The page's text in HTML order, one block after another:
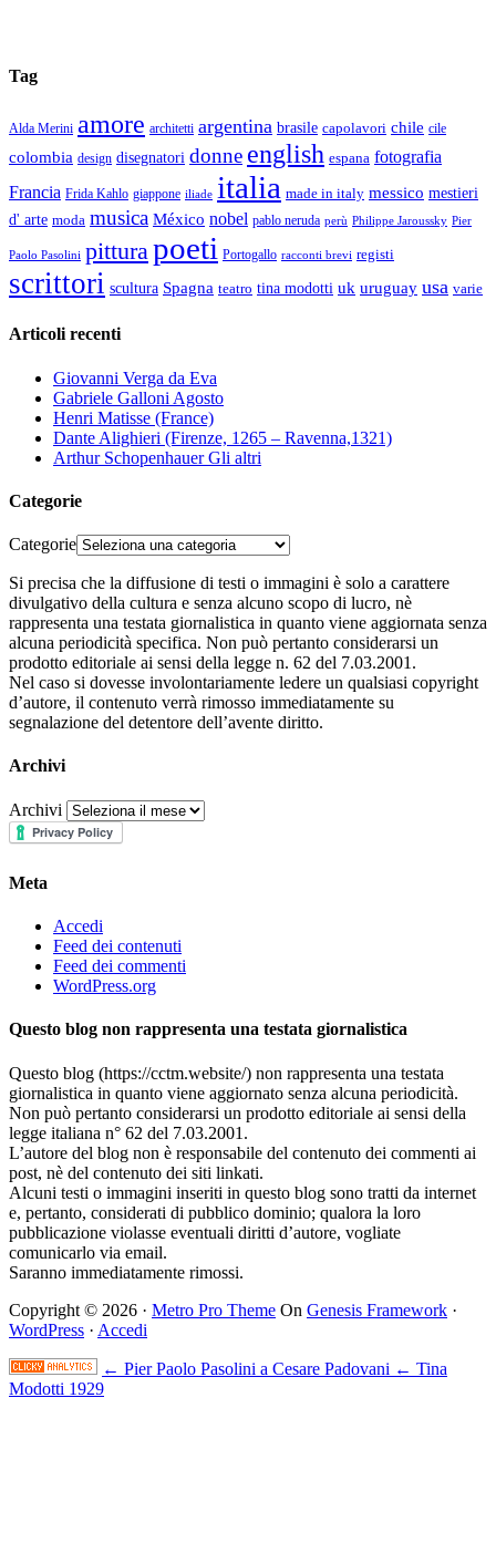
Tag
Alda Merini amore architetti argentina brasile capolavori chile cile
colombia design disegnatori donne english espana fotografia
Francia Frida Kahlo giappone iliade italia made in italy messico mestieri
d' arte moda musica México nobel pablo neruda perù Philippe Jaroussky Pier
Paolo Pasolini pitturapoeti Portogallo racconti brevi registi
scrittori scultura Spagna teatro tina modotti uk uruguay usa varie
Articoli recenti
Giovanni Verga da Eva
Gabriele Galloni Agosto
Henri Matisse (France)
Dante Alighieri (Firenze, 1265 – Ravenna,1321)
Arthur Schopenhauer Gli altri
Categorie
Categorie
Si precisa che la diffusione di testi o immagini è solo a carattere
divulgativo della cultura e senza alcuno scopo di lucro, nè
rappresenta una testata giornalistica in quanto viene aggiornata senza
alcuna periodicità specifica. Non può pertanto considerarsi un
prodotto editoriale ai sensi della legge n. 62 del 7.03.2001.
Nel caso si dovesse involontariamente ledere un qualsiasi copyright
d’autore, il contenuto verrà rimosso immediatamente su
segnalazione del detentore dell’avente diritto.
Archivi
Archivi
Meta
Accedi
Feed dei contenuti
Feed dei commenti
WordPress.org
Questo blog non rappresenta una testata giornalistica
Questo blog (https://cctm.website/) non rappresenta una testata
giornalistica in quanto viene aggiornato senza alcuna periodicità.
Non può pertanto considerarsi un prodotto editoriale ai sensi della
legge italiana n° 62 del 7.03.2001.
L’autore del blog non è responsabile del contenuto dei commenti ai
post, nè del contenuto dei siti linkati.
Alcuni testi o immagini inseriti in questo blog sono tratti da internet
e, pertanto, considerati di pubblico dominio; qualora la loro
pubblicazione violasse eventuali diritti d’autore, vogliate
comunicarlo via email.
Saranno immediatamente rimossi.
Copyright © 2026 · Metro Pro Theme On Genesis Framework ·
WordPress · Accedi
← Pier Paolo Pasolini a Cesare Padovani ← Tina
Modotti 1929